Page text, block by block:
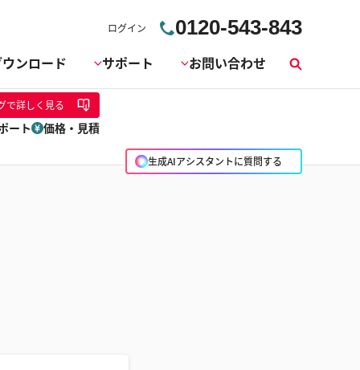
ログイン 0120-543-843
ンロード サポート お問い合わせ
索
生成AIアシスタントに質問する
で詳しく見る
ート 価格・見積